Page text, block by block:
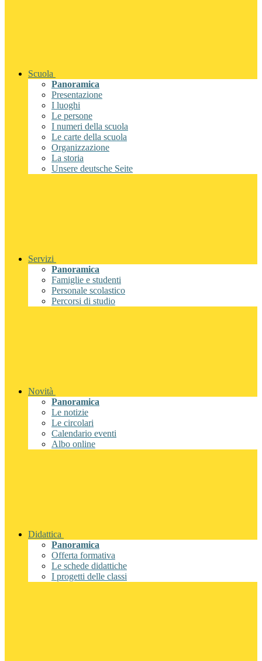
Scuola
Panoramica
Presentazione
I luoghi
Le persone
I numeri della scuola
Le carte della scuola
Organizzazione
La storia
Unsere deutsche Seite
Servizi
Panoramica
Famiglie e studenti
Personale scolastico
Percorsi di studio
Novità
Panoramica
Le notizie
Le circolari
Calendario eventi
Albo online
Didattica
Panoramica
Offerta formativa
Le schede didattiche
I progetti delle classi